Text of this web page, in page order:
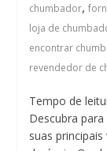
chumbador,
loja de
encontrar
revendedor de
Tempo de
Descubra
suas